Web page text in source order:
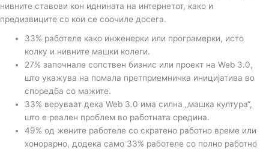
нивните ставови кон иднината на интернетот, како и
предизвиците со кои се соочиле досега.
33% работеле како инженерки или програмерки, исто
колку и нивните машки колеги.
27% започнале сопствен бизнис или проект на Web 3.0,
што укажува на помала претприемничка иницијатива во
споредба со мажите.
33% веруваат дека Web 3.0 има силна „машка култура“,
што е реален проблем во работната средина.
49% од жените работеле со скратено работно време или
хонорарно, додека само 33% работеле со полно работно